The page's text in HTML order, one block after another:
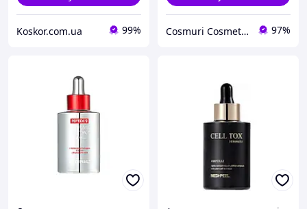
Koskor.com.ua 99% Cosmuri Cosmetics 97%